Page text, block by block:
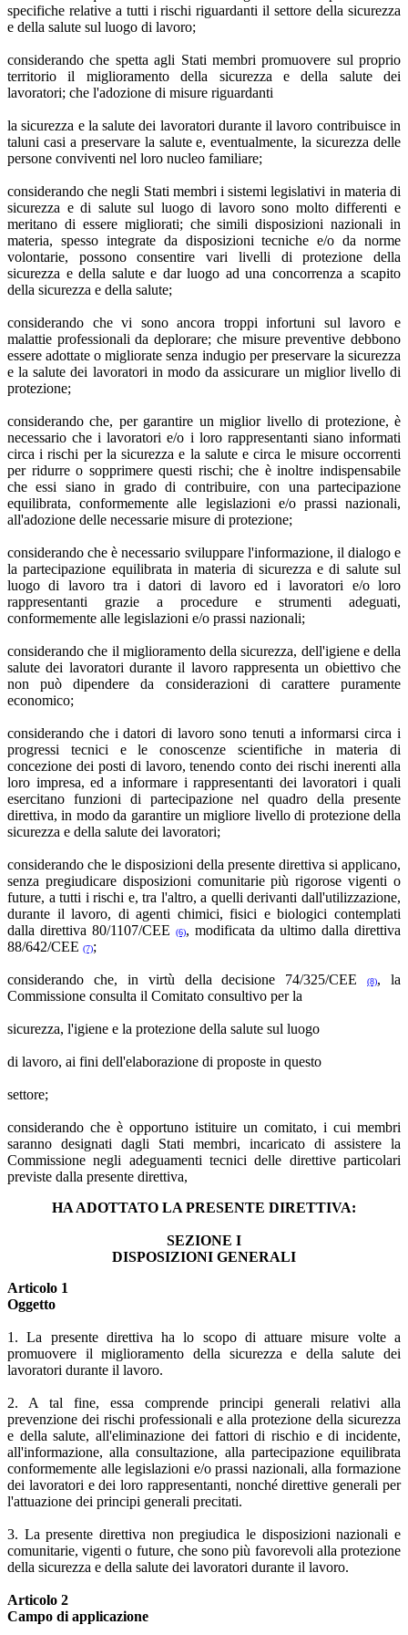
specifiche relative a tutti i rischi riguardanti il settore della sicurezza
e della salute sul luogo di lavoro;
considerando che spetta agli Stati membri promuovere sul proprio
territorio il miglioramento della sicurezza e della salute dei
lavoratori; che l'adozione di misure riguardanti
la sicurezza e la salute dei lavoratori durante il lavoro contribuisce in
taluni casi a preservare la salute e, eventualmente, la sicurezza delle
persone conviventi nel loro nucleo familiare;
considerando che negli Stati membri i sistemi legislativi in materia di
sicurezza e di salute sul luogo di lavoro sono molto differenti e
meritano di essere migliorati; che simili disposizioni nazionali in
materia, spesso integrate da disposizioni tecniche e/o da norme
volontarie, possono consentire vari livelli di protezione della
sicurezza e della salute e dar luogo ad una concorrenza a scapito
della sicurezza e della salute;
considerando che vi sono ancora troppi infortuni sul lavoro e
malattie professionali da deplorare; che misure preventive debbono
essere adottate o migliorate senza indugio per preservare la sicurezza
e la salute dei lavoratori in modo da assicurare un miglior livello di
protezione;
considerando che, per garantire un miglior livello di protezione, è
necessario che i lavoratori e/o i loro rappresentanti siano informati
circa i rischi per la sicurezza e la salute e circa le misure occorrenti
per ridurre o sopprimere questi rischi; che è inoltre indispensabile
che essi siano in grado di contribuire, con una partecipazione
equilibrata, conformemente alle legislazioni e/o prassi nazionali,
all'adozione delle necessarie misure di protezione;
considerando che è necessario sviluppare l'informazione, il dialogo e
la partecipazione equilibrata in materia di sicurezza e di salute sul
luogo di lavoro tra i datori di lavoro ed i lavoratori e/o loro
rappresentanti grazie a procedure e strumenti adeguati,
conformemente alle legislazioni e/o prassi nazionali;
considerando che il miglioramento della sicurezza, dell'igiene e della
salute dei lavoratori durante il lavoro rappresenta un obiettivo che
non può dipendere da considerazioni di carattere puramente
economico;
considerando che i datori di lavoro sono tenuti a informarsi circa i
progressi tecnici e le conoscenze scientifiche in materia di
concezione dei posti di lavoro, tenendo conto dei rischi inerenti alla
loro impresa, ed a informare i rappresentanti dei lavoratori i quali
esercitano funzioni di partecipazione nel quadro della presente
direttiva, in modo da garantire un migliore livello di protezione della
sicurezza e della salute dei lavoratori;
considerando che le disposizioni della presente direttiva si applicano,
senza pregiudicare disposizioni comunitarie più rigorose vigenti o
future, a tutti i rischi e, tra l'altro, a quelli derivanti dall'utilizzazione,
durante il lavoro, di agenti chimici, fisici e biologici contemplati
dalla direttiva 80/1107/CEE
(6), modificata da ultimo dalla direttiva
88/642/CEE (7);
considerando che, in virtù della decisione 74/325/CEE(8), la
Commissione consulta il Comitato consultivo per la
sicurezza, l'igiene e la protezione della salute sul luogo
di lavoro, ai fini dell'elaborazione di proposte in questo
settore;
considerando che è opportuno istituire un comitato, i cui membri
saranno designati dagli Stati membri, incaricato di assistere la
Commissione negli adeguamenti tecnici delle direttive particolari
previste dalla presente direttiva,
HA ADOTTATO LA PRESENTE DIRETTIVA:
SEZIONE I
DISPOSIZIONI GENERALI
Articolo 1
Oggetto
1. La presente direttiva ha lo scopo di attuare misure volte a
promuovere il miglioramento della sicurezza e della salute dei
lavoratori durante il lavoro.
2. A tal fine, essa comprende principi generali relativi alla
prevenzione dei rischi professionali e alla protezione della sicurezza
e della salute, all'eliminazione dei fattori di rischio e di incidente,
all'informazione, alla consultazione, alla partecipazione equilibrata
conformemente alle legislazioni e/o prassi nazionali, alla formazione
dei lavoratori e dei loro rappresentanti, nonché direttive generali per
l'attuazione dei principi generali precitati.
3. La presente direttiva non pregiudica le disposizioni nazionali e
comunitarie, vigenti o future, che sono più favorevoli alla protezione
della sicurezza e della salute dei lavoratori durante il lavoro.
Articolo 2
Campo di applicazione